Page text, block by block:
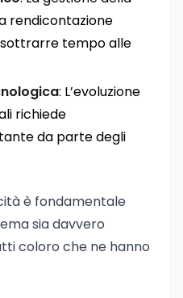
rendicontazione
tempo alle
: L’evoluzione
richiede
da parte degli
è fondamentale
sia davvero
coloro che ne hanno